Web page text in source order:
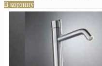
В корзину